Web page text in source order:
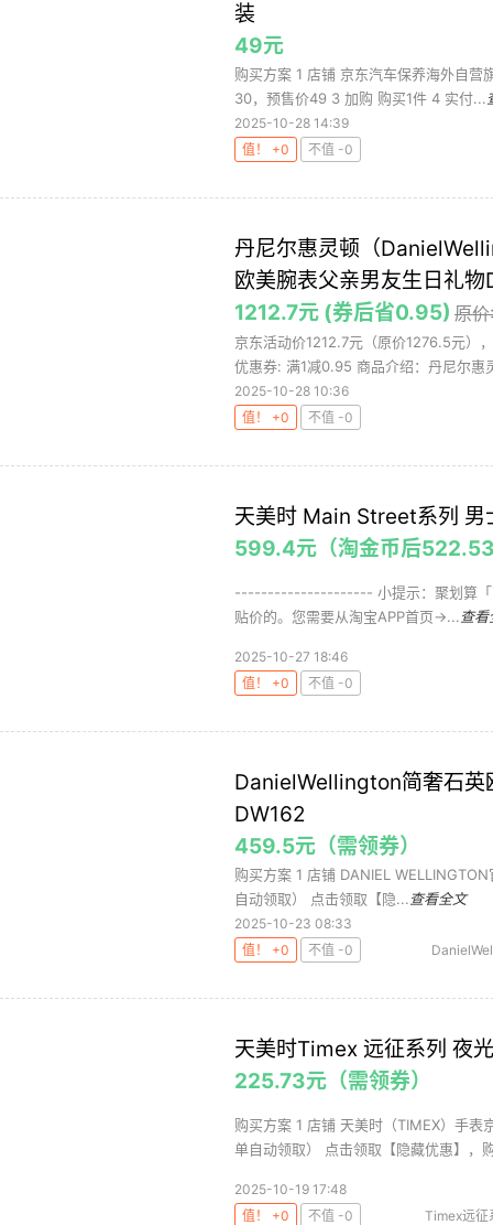
装
49元
购买方案 1 店铺 京东汽车保养海外自
30，预售价49 3 加购 购买1件 4 实付...
2025-10-28 14:39
值！ +0
不值 -0
丹尼尔惠灵顿（
欧美腕表父亲男友生日礼
1212.7元 (券后省0.95) 原
京东活动价1212.7元（原价1276.5元）
优惠券: 满1减0.95 商品介绍：丹尼尔惠
2025-10-28 10:36
值！ +0
不值 -0
天美时 Main Street系列
599.4元（淘金币后
--------------------- 小提示：聚划算「百
贴价的。您需要从淘宝APP首页->... 查看
2025-10-27 18:46
值！ +0
不值 -0
DanielWellington简奢石
DW162
459.5元（需领券）
购买方案 1 店铺 DANIEL
自动领取） 点击领取【隐... 查看全文
2025-10-23 08:33
值！ +0
不值 -0
天美时Timex 远征系列 夜
225.73元（需领券）
购买方案 1 店铺 天美时（TIMEX）手
单自动领取） 点击领取【隐藏优惠】，
2025-10-19 17:48
值！ +0
不值 -0 Timex远征